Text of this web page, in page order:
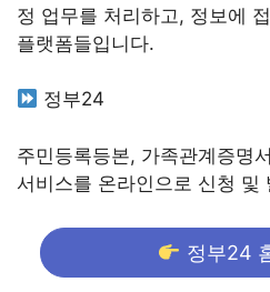
정 업무를 처리하고, 정보에
플랫폼들입니다.
정부24
주민등록등본, 가족관계증명
서비스를 온라인으로 신청 및
정부24